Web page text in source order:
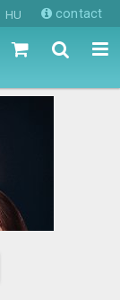
HU contact